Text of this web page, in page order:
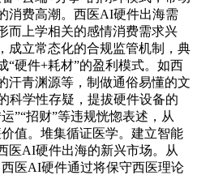
消费高潮。西医AI硬件出海需
而上学相关的感情消费需求兴
成立常态化的合规监管机制，典
“硬件+耗材”的盈利模式。如西
汗青渊源等，制做通俗易懂的文
科学性存疑，提拔硬件设备的
”“招财”等违规恍惚表述，从
值。堆集循证医学。建立智能
医AI硬件出海的新兴市场。从
医AI硬件通过将保守西医理论